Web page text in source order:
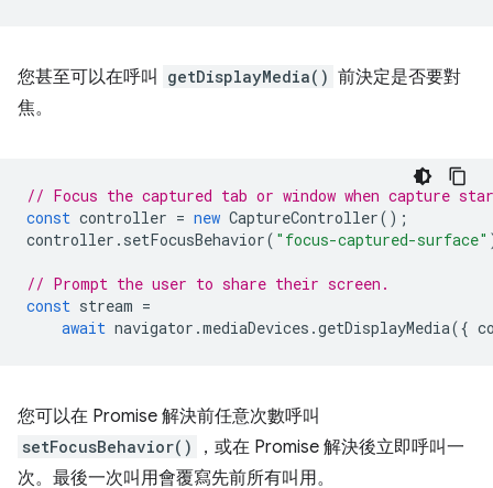
您甚至可以在呼叫 getDisplayMedia() 前決定是否要對
焦。
// Focus the captured tab or window when capture
const controller = new CaptureController();
controller . setFocusBehavior( "focus-captured-surface"
// Prompt the user to share their screen.
const stream =
await navigator .mediaDevices .getDisplayMedia({
您可以在 Promise 解決前任意次數呼叫
setFocusBehavior()
，或在 Promise 解決後立即呼叫一
次。最後一次叫用會覆寫先前所有叫用。